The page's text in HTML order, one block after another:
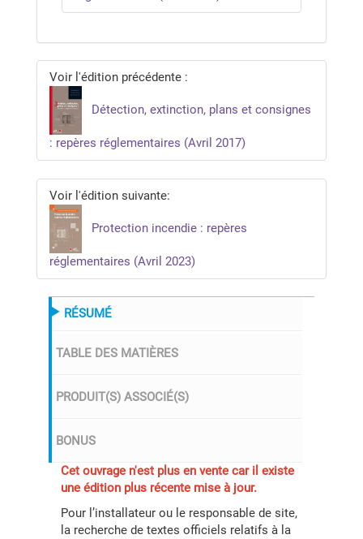
Voir l'édition précédente :
Détection, extinction, plans et consignes
: repères réglementaires (Avril 2017)
Voir l'édition suivante:
Protection incendie : repères
réglementaires (Avril 2023)
RÉSUMÉ
TABLE DES MATIÈRES
PRODUIT(S) ASSOCIÉ(S)
BONUS
Cet ouvrage n'est plus en vente car il existe
une édition plus récente mise à jour.
Pour l’installateur ou le responsable de site,
la recherche de textes officiels relatifs à la